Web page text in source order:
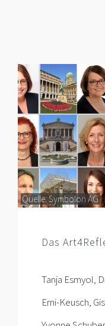
Quelle:Symbolon AG
Das
Tanja Esmyol,
Erni-Keusch,